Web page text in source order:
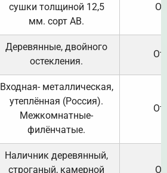
сушки толщиной 12,5
мм. сорт АВ.
Деревянные, двойного
остекления.
Входная- металлическая,
утеплённая (Россия).
Межкомнатные-
филёнчатые.
Наличник деревянный,
строганый, камерной